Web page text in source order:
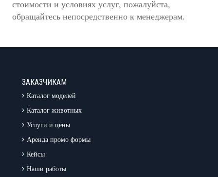
стоимости и условиях услуг, пожалуйста,
обращайтесь непосредственно к менеджерам.
ЗАКАЗЧИКАМ
Каталог моделей
Каталог животных
Услуги и цены
Аренда промо формы
Кейсы
Наши работы